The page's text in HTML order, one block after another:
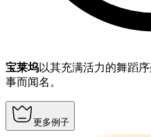
宝莱坞以其充满活力的舞蹈
事而闻名。
更多例子